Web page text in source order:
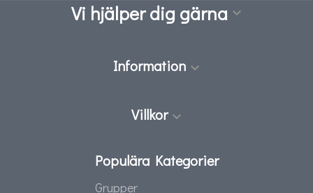
Vi hjälper dig gärna 
Information 
Villkor 
Populära Kategorier
Grupper